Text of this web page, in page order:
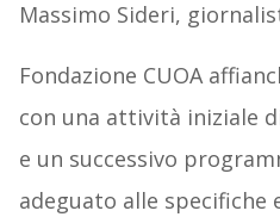
Massimo Sideri,
Fondazione CUOA
con una attività iniziale
e un successivo
adeguato alle specifiche